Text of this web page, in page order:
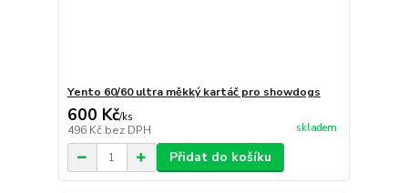
Yento 60/60 ultra měkký kartáč pro showdogs
600 Kč/ks
496 Kč bez DPH skladem
Přidat do košíku